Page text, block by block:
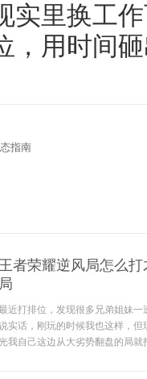
实里换工
，用时间
指南
者荣耀逆风局怎么
局
近打排位，发现很多兄弟姐妹
实话，刚玩的时候我也这样，
我自己这边从大劣势翻盘的局